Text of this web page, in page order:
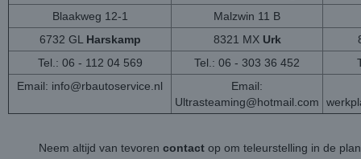
Blaakweg 12-1
Malzwin 11 B
6732 GL Harskamp 8321 MX Urk
Tel.: 06 - 112 04 569
Tel.: 06 - 303 36 452
Email: info@rbautoservice.nl
Email:
Ultrasteaming@hotmail.com
Neem altijd van tevoren contactop om teleurstelling in de